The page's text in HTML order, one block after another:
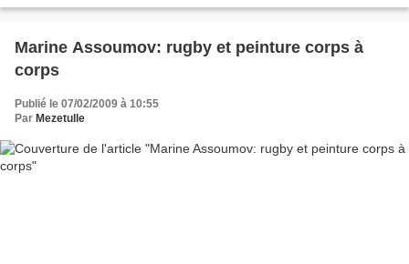
Marine Assoumov: rugby et peinture corps à
corps
Publié le 07/02/2009 à 10:55
Par Mezetulle